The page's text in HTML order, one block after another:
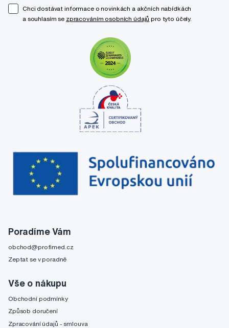
Poradíme Vám
obchod@profimed.cz
Zeptat se v poradně
Vše o nákupu
Obchodní podmínky
Způsob doručení
Zpracování údajů - smlouva
Chci dostávat informace o novinkách a akčních nabídkách
a souhlasím se zpracováním osobních údajů pro tyto účely.